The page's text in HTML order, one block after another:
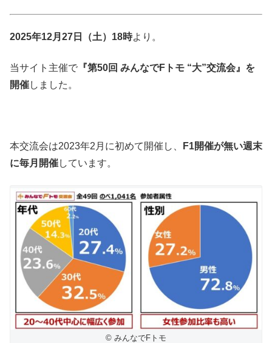
2025年12月27日（土）18時より。
当サイト主催で 『第50回 みんなでFトモ “大”交流会』を
開催しました。
本交流会は2023年2月に初めて開催し、
F1開催が無い週末
に毎月開催しています。
© みんなでFトモ